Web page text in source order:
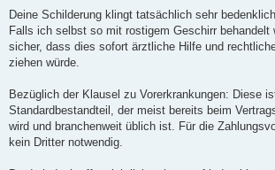
i
r
a
Deine Schilderung klingt tatsächlich sehr
Falls ich selbst so mit rostigem Geschirr behandelt
sicher, dass dies sofort ärztliche Hilfe und
ziehen würde.
Bezüglich der Klausel zu Vorerkrankungen: Diese
Standardbestandteil, der meist bereits beim
wird und branchenweit üblich ist. Für die
kein Dritter notwendig.